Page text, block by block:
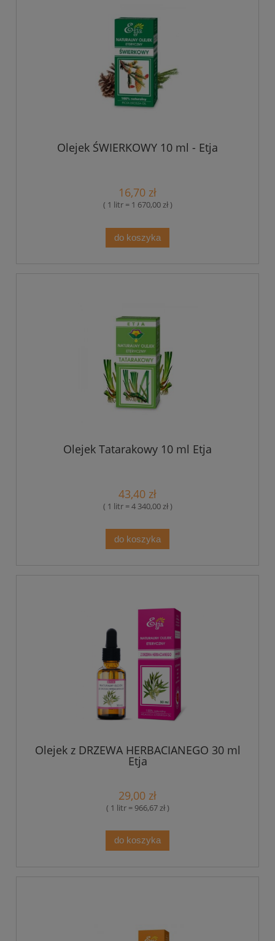
Olejek ŚWIERKOWY 10 ml - Etja
16,70 zł
( 1 litr = 1 670,00 zł )
do koszyka
Olejek Tatarakowy 10 ml Etja
43,40 zł
( 1 litr = 4 340,00 zł )
do koszyka
Olejek z DRZEWA HERBACIANEGO 30 ml
Etja
29,00 zł
( 1 litr = 966,67 zł )
do koszyka